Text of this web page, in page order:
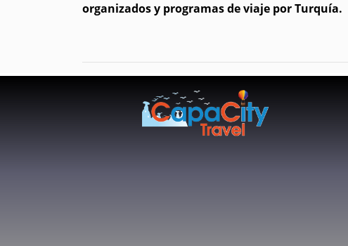
organizados y programas de viaje por Turquía.